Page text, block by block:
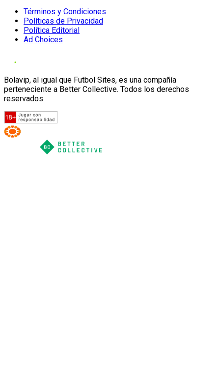
Términos y Condiciones
Políticas de Privacidad
Política Editorial
Ad Choices
Bolavip, al igual que Futbol Sites, es una compañía
perteneciente a Better Collective. Todos los derechos
reservados